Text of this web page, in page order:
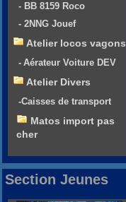
- BB 8159 Roco
- 2NNG Jouef
Atelier locos vagons
- Aérateur Voiture DEV
Atelier Divers
-Caisses de transport
Matos import pas
cher
Section Jeunes